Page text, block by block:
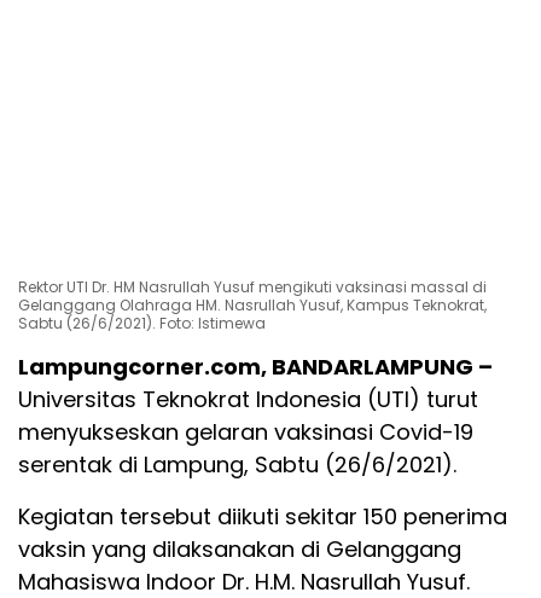
Rektor UTI Dr. HM Nasrullah Yusuf mengikuti vaksinasi massal di
Gelanggang Olahraga HM. Nasrullah Yusuf, Kampus Teknokrat,
Sabtu (26/6/2021). Foto: Istimewa
Lampungcorner.com, BANDARLAMPUNG –
Universitas Teknokrat Indonesia (UTI) turut
menyukseskan gelaran vaksinasi Covid-19
serentak di Lampung, Sabtu (26/6/2021).
Kegiatan tersebut diikuti sekitar 150 penerima
vaksin yang dilaksanakan di Gelanggang
Mahasiswa Indoor Dr. H.M. Nasrullah Yusuf.